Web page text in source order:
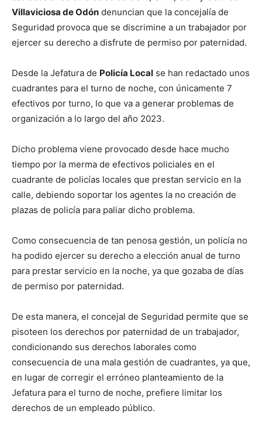
Villaviciosa de Odón denuncian que la concejalía de
Seguridad provoca que se discrimine a un trabajador por
ejercer su derecho a disfrute de permiso por paternidad.
Desde la Jefatura de Policía Local se han redactado unos
cuadrantes para el turno de noche, con únicamente 7
efectivos por turno, lo que va a generar problemas de
organización a lo largo del año 2023.
Dicho problema viene provocado desde hace mucho
tiempo por la merma de efectivos policiales en el
cuadrante de policías locales que prestan servicio en la
calle, debiendo soportar los agentes la no creación de
plazas de policía para paliar dicho problema.
Como consecuencia de tan penosa gestión, un policía no
ha podido ejercer su derecho a elección anual de turno
para prestar servicio en la noche, ya que gozaba de días
de permiso por paternidad.
De esta manera, el concejal de Seguridad permite que se
pisoteen los derechos por paternidad de un trabajador,
condicionando sus derechos laborales como
consecuencia de una mala gestión de cuadrantes, ya que,
en lugar de corregir el erróneo planteamiento de la
Jefatura para el turno de noche, prefiere limitar los
derechos de un empleado público.